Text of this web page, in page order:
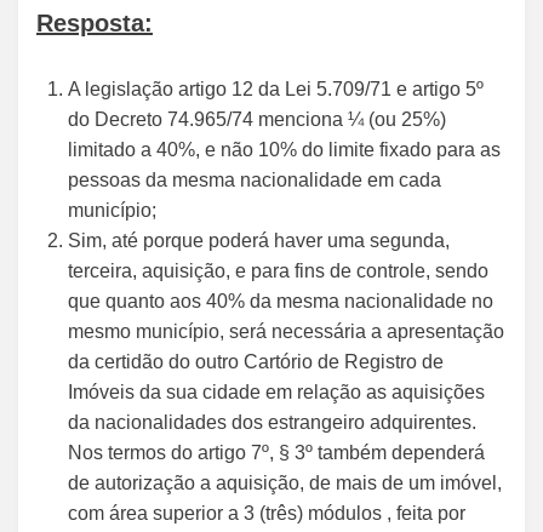
Resposta:
A legislação artigo 12 da Lei 5.709/71 e artigo 5º
do Decreto 74.965/74 menciona ¼ (ou 25%)
limitado a 40%, e não 10% do limite fixado para as
pessoas da mesma nacionalidade em cada
município;
Sim, até porque poderá haver uma segunda,
terceira, aquisição, e para fins de controle, sendo
que quanto aos 40% da mesma nacionalidade no
mesmo município, será necessária a apresentação
da certidão do outro Cartório de Registro de
Imóveis da sua cidade em relação as aquisições
da nacionalidades dos estrangeiro adquirentes.
Nos termos do artigo 7º, § 3º também dependerá
de autorização a aquisição, de mais de um imóvel,
com área superior a 3 (três) módulos , feita por